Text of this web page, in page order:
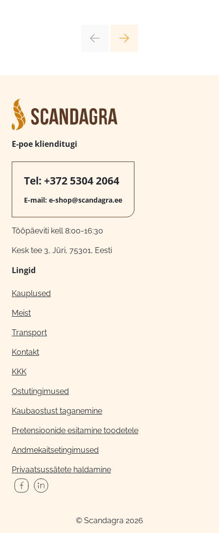
E-poe klienditugi
Tel: +372 5304 2064
E-mail: e-shop@scandagra.ee
Tööpäeviti kell 8:00-16:30
Kesk tee 3, Jüri, 75301, Eesti
Lingid
Kauplused
Meist
Transport
Kontakt
KKK
Ostutingimused
Kaubaostust taganemine
Pretensioonide esitamine toodetele
Andmekaitsetingimused
Privaatsussätete haldamine
© Scandagra 2026